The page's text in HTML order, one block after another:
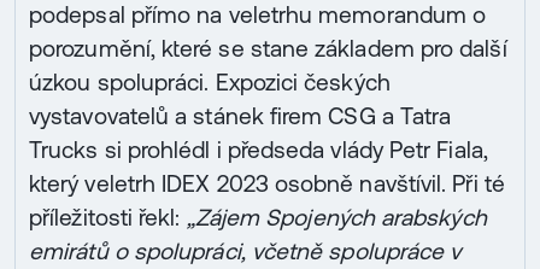
podepsal přímo na veletrhu memorandum o
porozumění, které se stane základem pro další
úzkou spolupráci. Expozici českých
vystavovatelů a stánek firem CSG a Tatra
Trucks si prohlédl i předseda vlády Petr Fiala,
který veletrh IDEX 2023 osobně navštívil. Při té
příležitosti řekl: „Zájem Spojených arabských
emirátů o spolupráci, včetně spolupráce v